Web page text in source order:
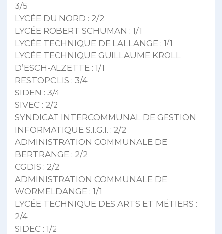
3/5
LYCÉE DU NORD : 2/2
LYCÉE ROBERT SCHUMAN : 1/1
LYCÉE TECHNIQUE DE LALLANGE : 1/1
LYCÉE TECHNIQUE GUILLAUME KROLL
D’ESCH-ALZETTE : 1/1
RESTOPOLIS : 3/4
SIDEN : 3/4
SIVEC : 2/2
SYNDICAT INTERCOMMUNAL DE GESTION
INFORMATIQUE S.I.G.I. : 2/2
ADMINISTRATION COMMUNALE DE
BERTRANGE : 2/2
CGDIS : 2/2
ADMINISTRATION COMMUNALE DE
WORMELDANGE : 1/1
LYCÉE TECHNIQUE DES ARTS ET MÉTIERS :
2/4
SIDEC : 1/2